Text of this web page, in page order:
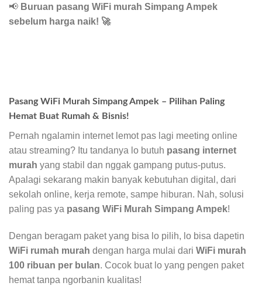
📢 Buruan pasang WiFi murah Simpang Ampek
sebelum harga naik! 🚀
Pasang WiFi Murah Simpang Ampek – Pilihan Paling
Hemat Buat Rumah & Bisnis!
Pernah ngalamin internet lemot pas lagi meeting online
atau streaming? Itu tandanya lo butuh pasang internet
murah yang stabil dan nggak gampang putus-putus.
Apalagi sekarang makin banyak kebutuhan digital, dari
sekolah online, kerja remote, sampe hiburan. Nah, solusi
paling pas ya pasang WiFi Murah Simpang Ampek!
Dengan beragam paket yang bisa lo pilih, lo bisa dapetin
WiFi rumah murah dengan harga mulai dari WiFi murah
100 ribuan per bulan. Cocok buat lo yang pengen paket
hemat tanpa ngorbanin kualitas!